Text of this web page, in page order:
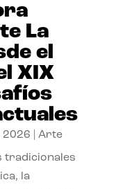
La
el
XIX
2026 Arte
tradicionales
la